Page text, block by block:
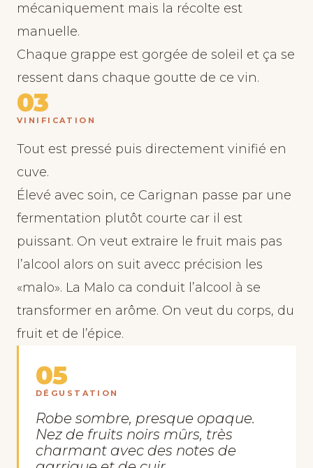
mécaniquement mais la récolte est
manuelle.
Chaque grappe est gorgée de soleil et ça se
ressent dans chaque goutte de ce vin.
03
VINIFICATION
Tout est pressé puis directement vinifié en
cuve.
Élevé avec soin, ce Carignan passe par une
fermentation plutôt courte car il est
puissant. On veut extraire le fruit mais pas
l’alcool alors on suit avecc précision les
«malo». La Malo ca conduit l’alcool à se
transformer en arôme. On veut du corps, du
fruit et de l’épice.
05
DÉGUSTATION
Robe sombre, presque opaque.
Nez de fruits noirs mûrs, très
charmant avec des notes de